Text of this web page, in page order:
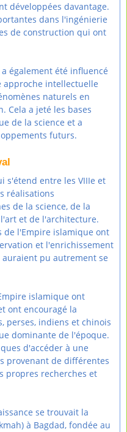
développées davantage.
dans l'ingénierie
de construction qui ont
également été influencé
intellectuelle
naturels en
Cela a jeté les bases
de la science et a
futurs.
s'étend entre les VIIIe et
réalisations
de la science, de la
et de l'architecture.
de l'Empire islamique ont
et l'enrichissement
pu autrement se
islamique ont
ont encouragé la
perses, indiens et chinois
dominante de l'époque.
d'accéder à une
provenant de différentes
propres recherches et
se trouvait la
à Bagdad, fondée au